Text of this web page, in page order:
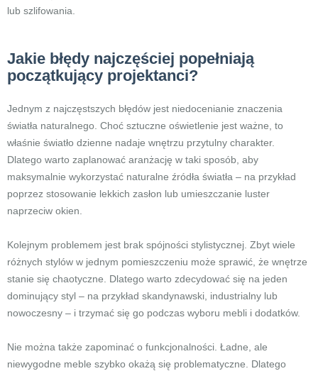
lub szlifowania.
Jakie błędy najczęściej popełniają
początkujący projektanci?
Jednym z najczęstszych błędów jest niedocenianie znaczenia
światła naturalnego. Choć sztuczne oświetlenie jest ważne, to
właśnie światło dzienne nadaje wnętrzu przytulny charakter.
Dlatego warto zaplanować aranżację w taki sposób, aby
maksymalnie wykorzystać naturalne źródła światła – na przykład
poprzez stosowanie lekkich zasłon lub umieszczanie luster
naprzeciw okien.
Kolejnym problemem jest brak spójności stylistycznej. Zbyt wiele
różnych stylów w jednym pomieszczeniu może sprawić, że wnętrze
stanie się chaotyczne. Dlatego warto zdecydować się na jeden
dominujący styl – na przykład skandynawski, industrialny lub
nowoczesny – i trzymać się go podczas wyboru mebli i dodatków.
Nie można także zapominać o funkcjonalności. Ładne, ale
niewygodne meble szybko okażą się problematyczne. Dlatego